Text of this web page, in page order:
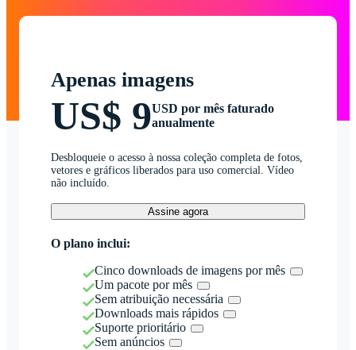
Apenas imagens
US$ 9USD por mês faturado
anualmente
Desbloqueie o acesso à nossa coleção completa de fotos,
vetores e gráficos liberados para uso comercial. Vídeo
não incluído.
Assine agora
O plano inclui:
Cinco downloads de imagens por mês
Um pacote por mês
Sem atribuição necessária
Downloads mais rápidos
Suporte prioritário
Sem anúncios